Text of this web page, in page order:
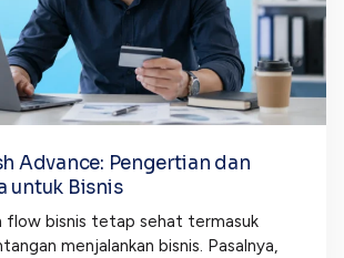
Advance: Pengertian dan
untuk Bisnis
flow bisnis tetap sehat termasuk
menjalankan bisnis. Pasalnya,